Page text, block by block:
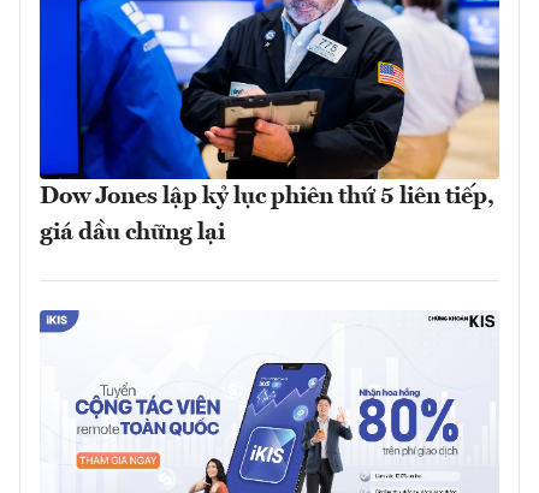
Dow Jones lập kỷ lục phiên thứ 5 liên tiếp,
giá dầu chững lại